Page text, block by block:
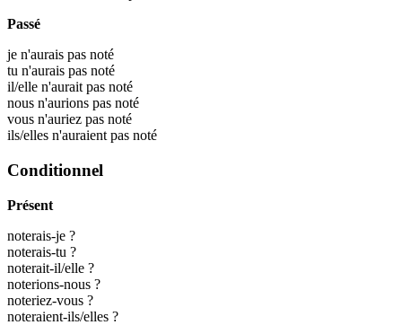
Passé
je n'aurais pas noté
tu n'aurais pas noté
il/elle n'aurait pas noté
nous n'aurions pas noté
vous n'auriez pas noté
ils/elles n'auraient pas noté
Conditionnel
Présent
noterais-je ?
noterais-tu ?
noterait-il/elle ?
noterions-nous ?
noteriez-vous ?
noteraient-ils/elles ?